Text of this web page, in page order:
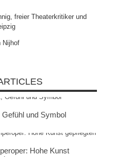
freier Theaterkritiker und
Nijhof
und Symbol
Hohe Kunst